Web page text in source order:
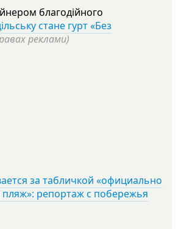
благодійного
стане гурт «Без
реклами)
за табличкой «официально
репортаж с побережья